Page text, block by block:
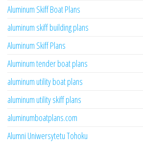
Aluminum Skiff Boat Plans
aluminum skiff building plans
Aluminum Skiff Plans
Aluminum tender boat plans
aluminum utility boat plans
aluminum utility skiff plans
aluminumboatplans.com
Alumni Uniwersytetu Tohoku